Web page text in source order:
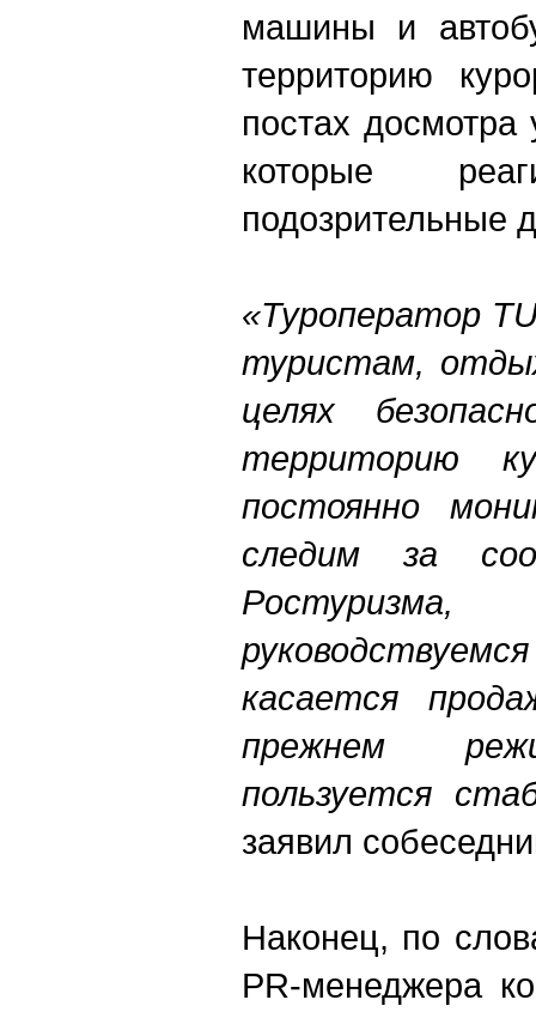
машины и
территорию
постах досмотра
которые
подозрительные
«Туроператор
туристам,
целях
территорию
постоянно
следим за
касается
прежнем
пользуется
заявил
Наконец, по
PR-менеджера